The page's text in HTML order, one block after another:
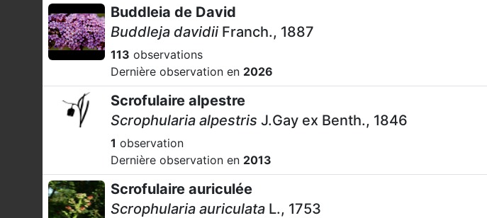
Buddleia de David
Buddleja davidii Franch., 1887
113 observations
Dernière observation en 2026
Scrofulaire alpestre
Scrophularia alpestris J.Gay ex Benth., 1846
1 observation
Dernière observation en 2013
Scrofulaire auriculée
Scrophularia auriculata L., 1753